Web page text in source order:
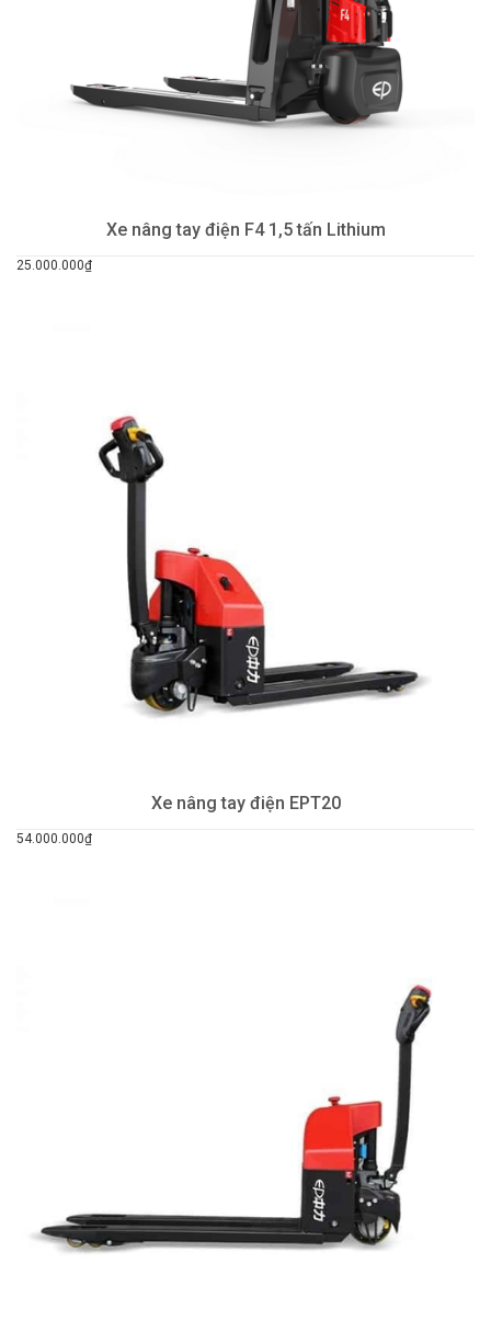
Xe nâng tay điện F4 1,5 tấn Lithium
25.000.000₫
Xe nâng tay điện EPT20
54.000.000₫